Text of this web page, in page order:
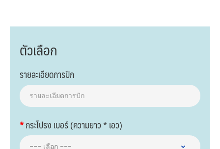
ตัวเลือก
รายละเอียดการปัก
กระโปรง เบอร์ (ความยาว * เอว)